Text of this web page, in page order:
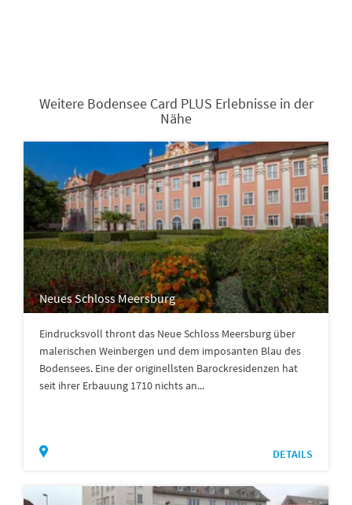
Weitere Bodensee Card PLUS Erlebnisse in der
Nähe
Neues Schloss Meersburg
Eindrucksvoll thront das Neue Schloss Meersburg über
malerischen Weinbergen und dem imposanten Blau des
Bodensees. Eine der originellsten Barockresidenzen hat
seit ihrer Erbauung 1710 nichts an...
DETAILS